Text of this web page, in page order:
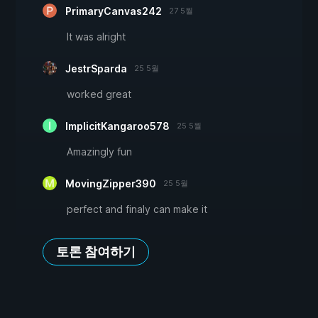
PrimaryCanvas242 27 5월
It was alright
JestrSparda 25 5월
worked great
ImplicitKangaroo578 25 5월
Amazingly fun
MovingZipper390 25 5월
perfect and finaly can make it
토론 참여하기